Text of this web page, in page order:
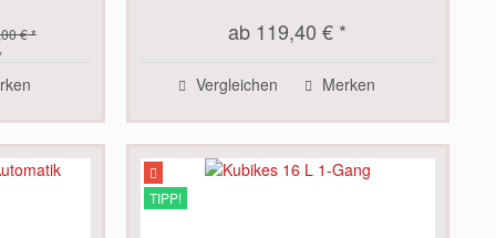
€ *
=...
ab 119,40 € *
Vergleichen Merken
TIPP!